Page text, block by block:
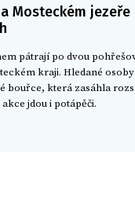
Mosteckém jezeře
pátrají po dvou
kraji. Hledané
bouřce, která zasáhla
jdou i potápěči.